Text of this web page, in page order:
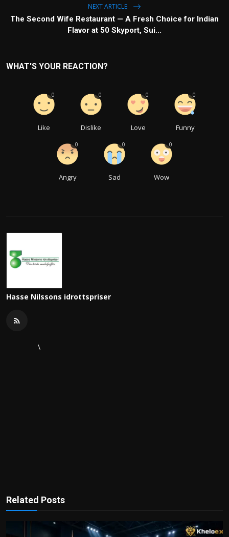
NEXT ARTICLE
The Second Wife Restaurant — A Fresh Choice for Indian
Flavor at 50 Skyport, Sui...
WHAT'S YOUR REACTION?
Like
0
Dislike
0
Love
0
Funny
0
Angry
0
Sad
0
Wow
0
Hasse Nilssons idrottspriser
\
Related Posts